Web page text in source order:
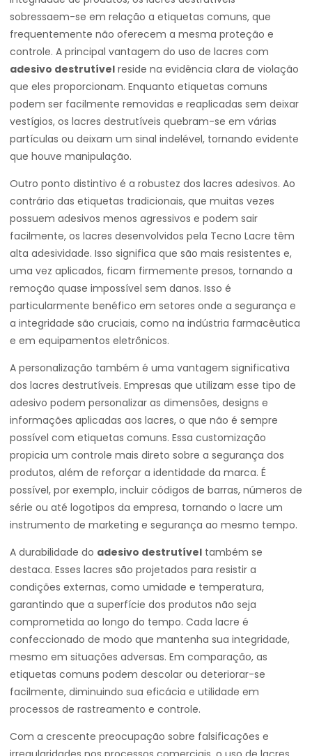
sobressaem-se em relação a etiquetas comuns, que
frequentemente não oferecem a mesma proteção e
controle. A principal vantagem do uso de lacres com
adesivo destrutível reside na evidência clara de violação
que eles proporcionam. Enquanto etiquetas comuns
podem ser facilmente removidas e reaplicadas sem deixar
vestígios, os lacres destrutíveis quebram-se em várias
partículas ou deixam um sinal indelével, tornando evidente
que houve manipulação.
Outro ponto distintivo é a robustez dos lacres adesivos. Ao
contrário das etiquetas tradicionais, que muitas vezes
possuem adesivos menos agressivos e podem sair
facilmente, os lacres desenvolvidos pela Tecno Lacre têm
alta adesividade. Isso significa que são mais resistentes e,
uma vez aplicados, ficam firmemente presos, tornando a
remoção quase impossível sem danos. Isso é
particularmente benéfico em setores onde a segurança e
a integridade são cruciais, como na indústria farmacêutica
e em equipamentos eletrônicos.
A personalização também é uma vantagem significativa
dos lacres destrutíveis. Empresas que utilizam esse tipo de
adesivo podem personalizar as dimensões, designs e
informações aplicadas aos lacres, o que não é sempre
possível com etiquetas comuns. Essa customização
propicia um controle mais direto sobre a segurança dos
produtos, além de reforçar a identidade da marca. É
possível, por exemplo, incluir códigos de barras, números de
série ou até logotipos da empresa, tornando o lacre um
instrumento de marketing e segurança ao mesmo tempo.
A durabilidade do adesivo destrutível também se
destaca. Esses lacres são projetados para resistir a
condições externas, como umidade e temperatura,
garantindo que a superfície dos produtos não seja
comprometida ao longo do tempo. Cada lacre é
confeccionado de modo que mantenha sua integridade,
mesmo em situações adversas. Em comparação, as
etiquetas comuns podem descolar ou deteriorar-se
facilmente, diminuindo sua eficácia e utilidade em
processos de rastreamento e controle.
Com a crescente preocupação sobre falsificações e